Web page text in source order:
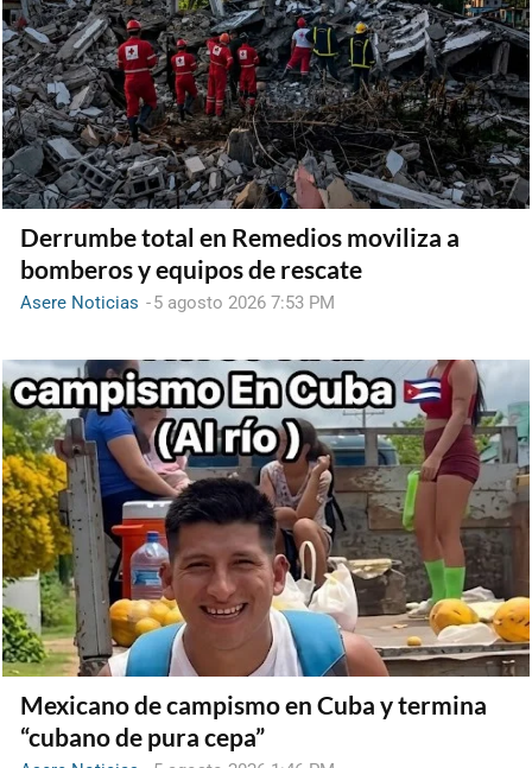
Derrumbe total en Remedios moviliza a
bomberos y equipos de rescate
Asere Noticias -5 agosto 2026 7:53 PM
Mexicano de campismo en Cuba y termina
“cubano de pura cepa”